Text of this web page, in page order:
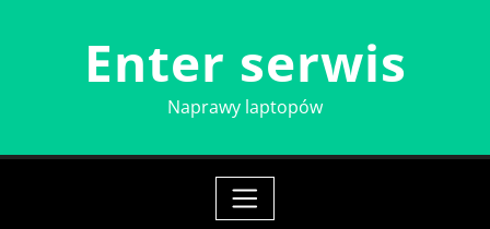
Enter serwis
Naprawy laptopów